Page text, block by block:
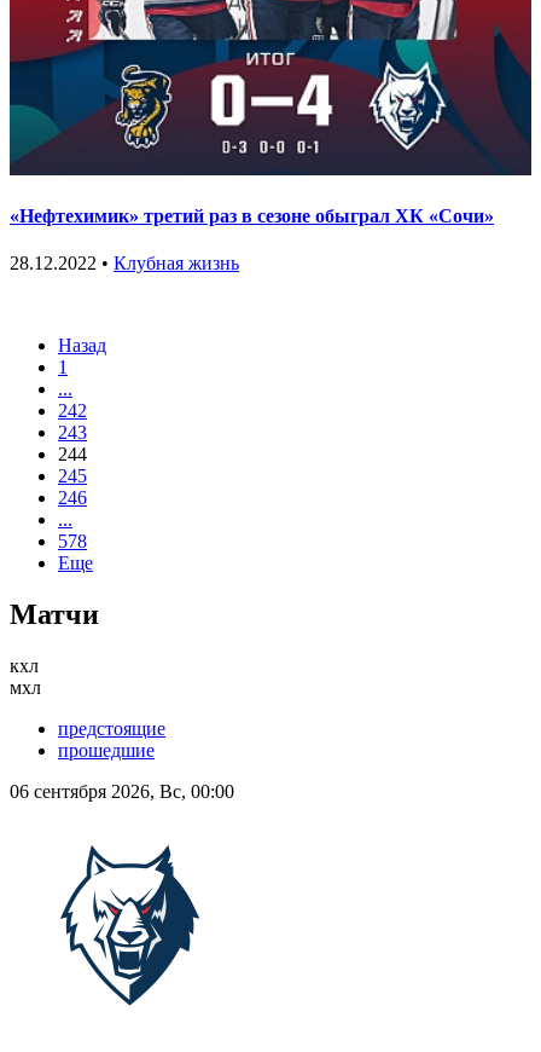
«Нефтехимик» третий раз в сезоне обыграл ХК «Сочи»
28.12.2022 • Клубная жизнь
Назад
1
...
242
243
244
245
246
...
578
Еще
Матчи
кхл
мхл
предстоящие
прошедшие
06 сентября 2026, Вс, 00:00